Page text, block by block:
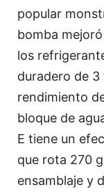
popular
bomba
los
duradero de 3
rendimiento
bloque de
E tiene un
que rota 270
ensamblaje y